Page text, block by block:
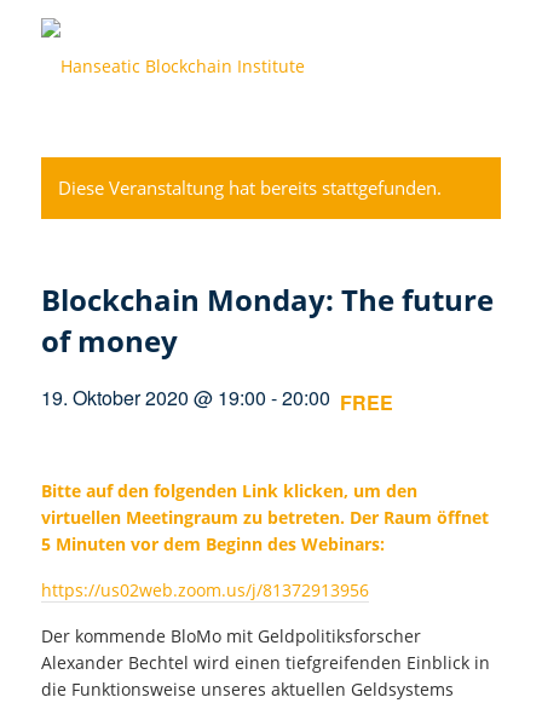
Diese Veranstaltung hat bereits stattgefunden.
Blockchain Monday: The future
of money
19. Oktober 2020 @ 19:00 -20:00 FREE
Bitte auf den folgenden Link klicken, um den
virtuellen Meetingraum zu betreten. Der Raum öffnet
5 Minuten vor dem Beginn des Webinars:
https://us02web.zoom.us/j/81372913956
Der kommende BloMo mit Geldpolitiksforscher
Alexander Bechtel wird einen tiefgreifenden Einblick in
die Funktionsweise unseres aktuellen Geldsystems